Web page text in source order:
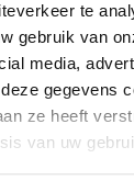
te
gebruik van
media,
gegevens
ze heeft
van uw